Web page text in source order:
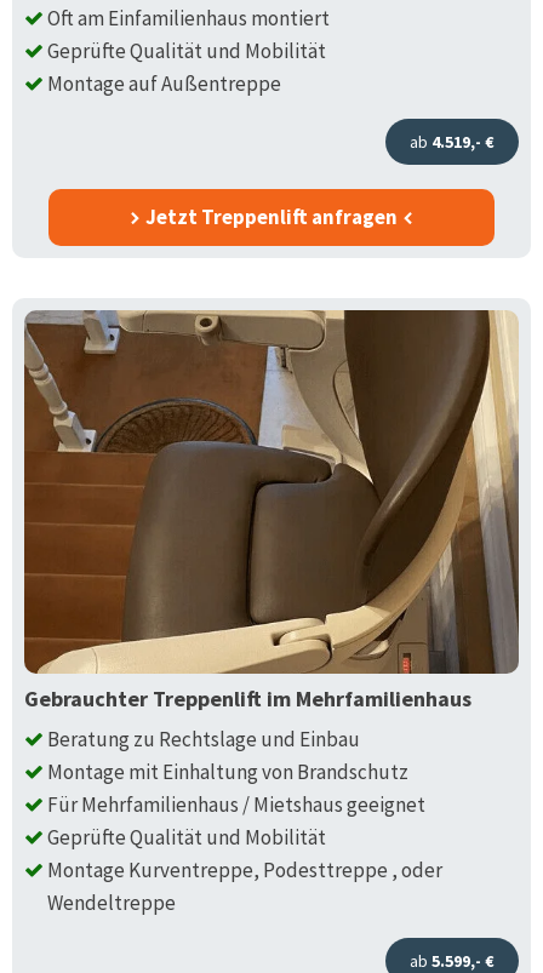
Oft am Einfamilienhaus montiert
Geprüfte Qualität und Mobilität
Montage auf Außentreppe
ab 4.519,- €
Jetzt Treppenlift anfragen
Gebrauchter Treppenlift im Mehrfamilienhaus
Beratung zu Rechtslage und Einbau
Montage mit Einhaltung von Brandschutz
Für Mehrfamilienhaus / Mietshaus geeignet
Geprüfte Qualität und Mobilität
Montage Kurventreppe, Podesttreppe , oder
Wendeltreppe
ab 5.599,- €